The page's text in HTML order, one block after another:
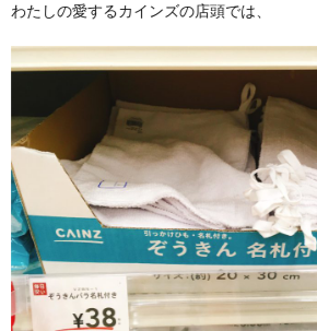
わたしの愛するカインズの店頭では、